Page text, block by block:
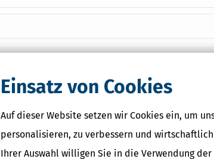
Einsatz von Cookies
Auf dieser Website setzen wir Cookies ein, um
personalisieren, zu verbessern und
Ihrer Auswahl willigen Sie in die Verwendung
Anleihen
Einkünfte aus
Aktienanleihen
und wichtige Regeln
Aktienoptionen